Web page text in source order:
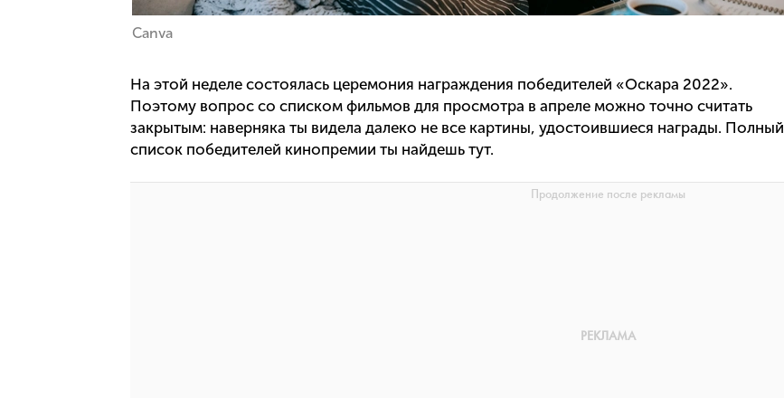
Canva
На этой неделе состоялась церемония награждения победителей «Оскара 2022».
Поэтому вопрос со списком фильмов для просмотра в апреле можно точно считать
закрытым: наверняка ты видела далеко не все картины, удостоившиеся награды. Полный
список победителей кинопремии ты найдешь тут.